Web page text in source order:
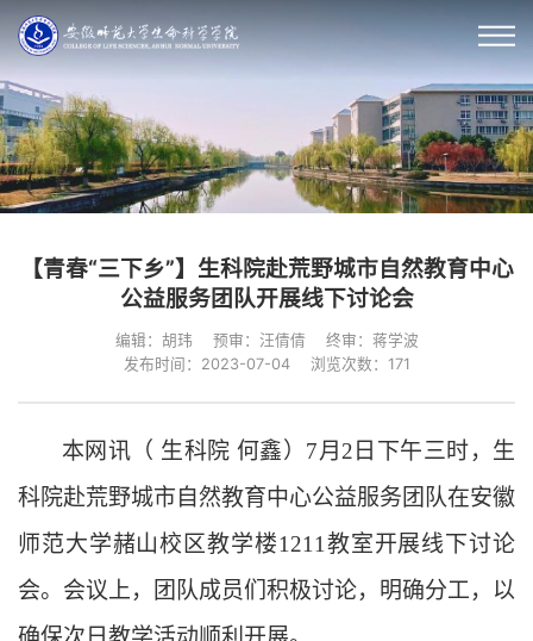
【青春“三下乡”】生科院赴荒野城市自然教育中心
公益服务团队开展线下讨论会
编辑：胡玮 预审：汪倩倩
终审：蒋学波
发布时间：2023-07-04
浏览次数： 171
本网讯（ 生科院 何鑫） 7月2日下午三时， 生
科院赴荒野城市自然教育中心公益服务团队在安徽
师范大学赭山校区教学楼1211教室开展线下讨论
会。会议上，团队成员们积极讨论，明确分工，以